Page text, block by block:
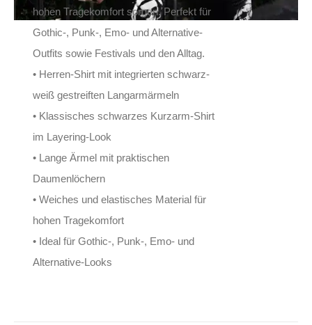
hohen Tragekomfort sorgen. Perfekt für
Gothic-, Punk-, Emo- und Alternative-
Outfits sowie Festivals und den Alltag.
• Herren-Shirt mit integrierten schwarz-
weiß gestreiften Langarmärmeln
• Klassisches schwarzes Kurzarm-Shirt
im Layering-Look
• Lange Ärmel mit praktischen
Daumenlöchern
• Weiches und elastisches Material für
hohen Tragekomfort
• Ideal für Gothic-, Punk-, Emo- und
Alternative-Looks